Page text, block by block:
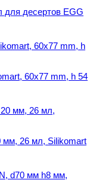
десертов EGG
60x77 mm, h 54
мм, 26 мл, Silikomart